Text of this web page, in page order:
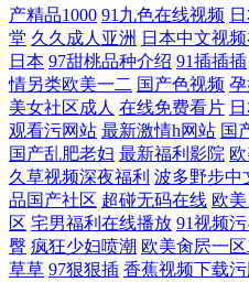
产精品1000 91九色在线视频
堂 久久成人亚洲 日本中文视
日本 97甜桃品种介绍 91插插插
情另类欧美一二 国产色视频
美女社区成人 在线免费看片
观看污网站 最新激情h网站 国
国产乱肥老妇 最新福利影院
久草视频深夜福利 波多野步中
品国产社区 超碰无码在线 欧
区 宅男福利在线播放 91视频
臀 疯狂少妇喷潮 欧美肏屄一
草草 97狠狠插 香蕉视频下载污